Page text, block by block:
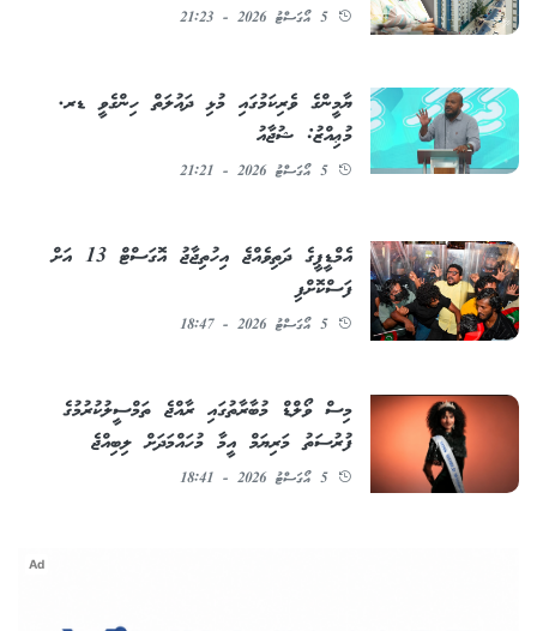
5 އޯގަސްޓު 2026 - 21:23
ޔާމީންގެ ވެރިކަމުގައި މުޅި ދައުލަތް ހިންގެވީ ޑރ.
މުޢިއްޒު: ޝުޖާއު
5 އޯގަސްޓު 2026 - 21:21
އެމްޑީޕީގެ ދަތިވެއްޖެ އިހުތިޖާޖު އޮގަސްޓް 13 އަށް
ފަސްކޮށްފި
5 އޯގަސްޓު 2026 - 18:47
މިސް ވޯލްޑް މުބާރާތުގައި ރާއްޖެ ތަމްސީލުކުރުމުގެ
ފުރުސަތު މަރިޔަމް އީމާ މުހައްމަދަށް ލިބިއްޖެ
5 އޯގަސްޓު 2026 - 18:41
Ad